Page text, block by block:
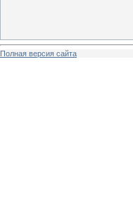
Полная версия сайта